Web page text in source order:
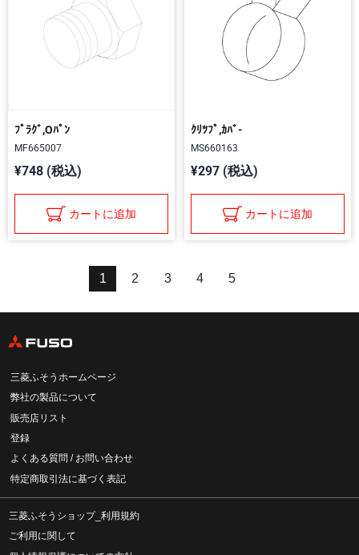
ﾌﾟﾗｸﾞ,Oﾊﾟﾝ
MF665007
¥748 (税込)
カートに追加
ｸﾘﾂﾌﾟ,ｶﾊﾞ-
MS660163
¥297 (税込)
カートに追加
1 2 3 4 5
三菱ふそうホームページ
弊社の製品について
販売店リスト
登録
よくある質問 / お問い合わせ
特定商取引法に基づく表記
三菱ふそうショップ_利用規約
ご利用に関して